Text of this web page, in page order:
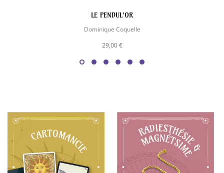
LE PENDUL'OR
Dominique Coquelle
29,00 €